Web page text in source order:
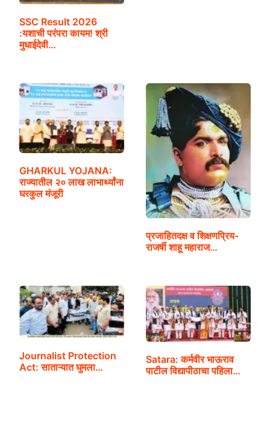
SSC Result 2026
:यशाची परंपरा कायम! श्री
मुधाईदेवी…
GHARKUL YOJANA:
राज्यातील २० लाख लाभार्थ्यांना
घरकुल मंजूरी
प्रजाहितदक्ष व शिक्षणप्रिय-
राजर्षी शाहू महाराज…
Journalist Protection
Act: साताऱ्यात घुमला…
Satara: कर्मवीर भाऊराव
पाटील विद्यापीठाचा पहिला…